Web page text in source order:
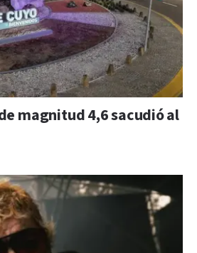
magnitud 4,6 sacudió al